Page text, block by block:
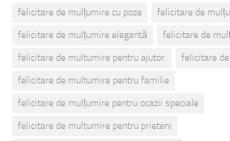
felicitare de mulțumire cu poze
felicitare de
felicitare de mulțumire elegantă
felicitare de
felicitare de multumire pentru ajutor.
felicitare
felicitare de multumire pentru familie
felicitare de mulțumire pentru ocazii speciale
felicitare de multumire pentru prieteni